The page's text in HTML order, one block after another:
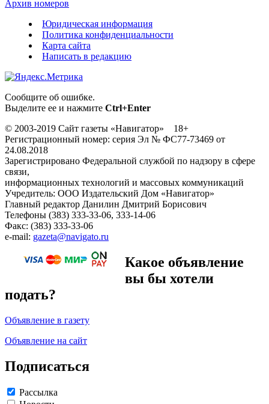
Архив номеров
Юридическая информация
Политика конфиденциальности
Карта сайта
Написать в редакцию
Сообщите об ошибке.
Выделите ее и нажмите Ctrl+Enter
© 2003-2019 Сайт газеты «Навигатор» 18+
Регистрационный номер: серия Эл № ФС77-73469 от
24.08.2018
Зарегистрировано Федеральной службой по надзору в сфере
связи,
информационных технологий и массовых коммуникаций
Учредитель: ООО Издательский Дом «Навигатор»
Главный редактор Данилин Дмитрий Борисович
Телефоны (383) 333-33-06, 333-14-06
Факс: (383) 333-33-06
e-mail: gazeta@navigato.ru
Какое объявление
вы бы хотели
подать?
Объявление в газету
Объявление на сайт
Подписаться
Рассылка